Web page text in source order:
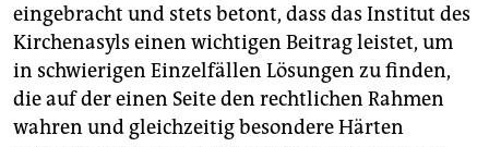
eingebracht und stets betont, dass das Institut des
Kirchenasyls einen wichtigen Beitrag leistet, um
in schwierigen Einzelfällen Lösungen zu finden,
die auf der einen Seite den rechtlichen Rahmen
wahren und gleichzeitig besondere Härten